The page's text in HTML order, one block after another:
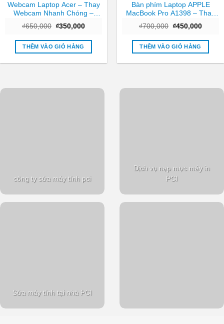
Webcam Laptop Acer – Thay
Webcam Nhanh Chóng –
₫650,000 Giá
là:
₫650,000.
₫350,000Giá
tại
₫350,000.
THÊM VÀO GIỎ HÀNG
Bàn phím Laptop APPLE
MacBook Pro A1398 – Thay
₫700,000 Giá
là:
₫700,000.
₫450,000Giá
tại
THÊM VÀO GIỎ HÀNG
công ty sửa máy tính pci
Dịch vụ nạp mực máy in
PCI
Sửa máy tính tại nhà PCI